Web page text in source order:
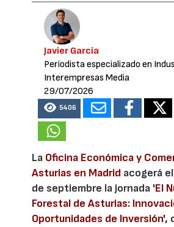
Javier García
Periodista especializado en
Interempresas Media
29/07/2026
5406
La Oficina Económica y
Asturias en Madrid acogerá
de septiembre la jornada 'El
Forestal de Asturias:
Oportunidades de Inversión',